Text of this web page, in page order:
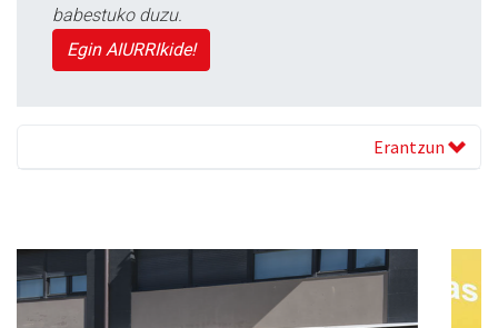
babestuko duzu.
Egin AIURRIkide!
Erantzun